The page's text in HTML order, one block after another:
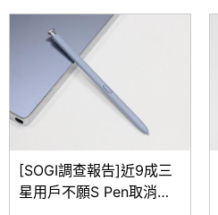
友票選為「最佳長銷旗艦手
機」。隨著 Galaxy S23 系列在
台灣已上市 3 年，究竟 Gala
[SOGI調查報告]近9成三
星用戶不願S Pen取消支